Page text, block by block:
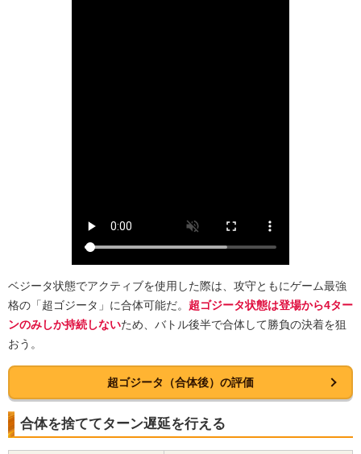
ベジータ状態でアクティブを使用した際は、攻守ともにゲーム最強
格の「超ゴジータ」に合体可能だ。 超ゴジータ状態は登場から4ター
ンのみしか持続しないため、バトル後半で合体して勝負の決着を狙
おう。
超ゴジータ（合体後）の評価
合体を捨ててターン遅延を行える